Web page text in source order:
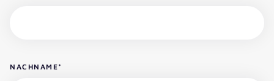
NACHNAME*